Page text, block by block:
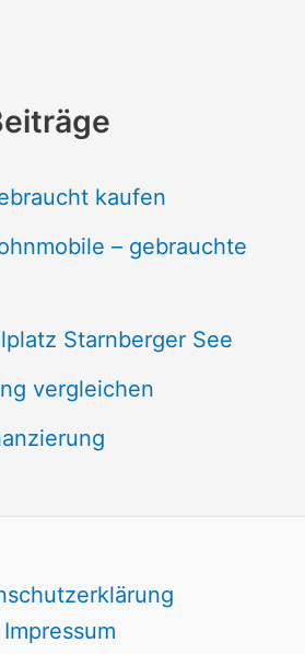
kaufen
– gebrauchte
Starnberger See
vergleichen
Impressum